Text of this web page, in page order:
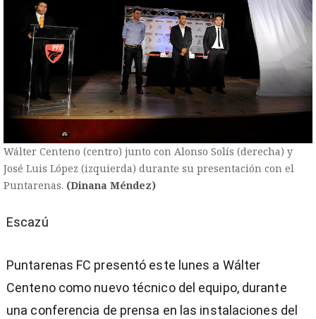
Wálter Centeno (centro) junto con Alonso Solís (derecha) y
José Luis López (izquierda) durante su presentación con el
Puntarenas. (Dinana Méndez)
Escazú
Puntarenas FC presentó este lunes a Wálter
Centeno como nuevo técnico del equipo, durante
una conferencia de prensa en las instalaciones del